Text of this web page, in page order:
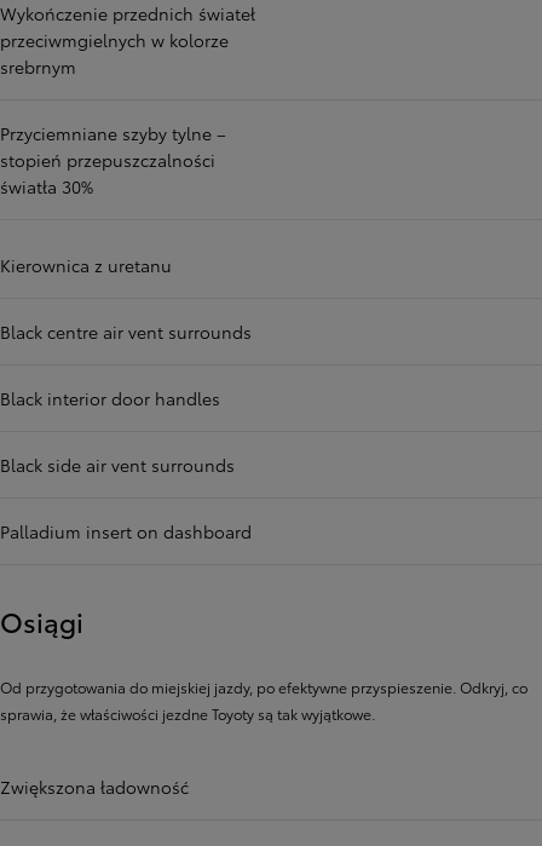
Wykończenie przednich świateł
przeciwmgielnych w kolorze
srebrnym
Przyciemniane szyby tylne –
stopień przepuszczalności
światła 30%
Kierownica z uretanu
Black centre air vent surrounds
Black interior door handles
Black side air vent surrounds
Palladium insert on dashboard
Osiągi
Od przygotowania do miejskiej jazdy, po efektywne przyspieszenie. Odkryj, co
sprawia, że ​​właściwości jezdne Toyoty są tak wyjątkowe.
Zwiększona ładowność